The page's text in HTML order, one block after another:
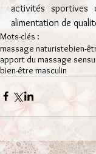
activités sportives
alimentation de
Mots-clés :
massage naturistebien-
apport du massage
bien-être masculin